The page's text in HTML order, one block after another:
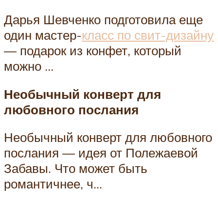
Дарья Шевченко подготовила еще
один мастер-класс по свит-дизайну
— подарок из конфет, который
можно …
Необычный конверт для
любовного послания
Необычный конверт для любовного
послания — идея от Полежаевой
Забавы. Что может быть
романтичнее, ч…